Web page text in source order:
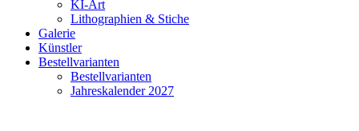
KI-Art
Lithographien & Stiche
Galerie
Künstler
Bestellvarianten
Bestellvarianten
Jahreskalender 2027